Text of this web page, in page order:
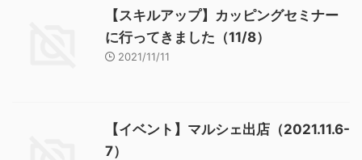
【スキルアップ】カッピングセミナー
に行ってきました（11/8）
2021/11/11
【イベント】マルシェ出店（2021.11.6-
7）